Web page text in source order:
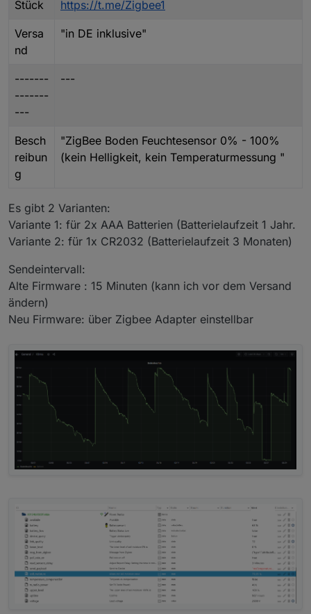
Stück
https://t.me/Zigbee1
Versa
nd
"in DE inklusive"
-------
-------
---
---
Besch
reibun
g
"ZigBee Boden Feuchtesensor 0% - 100%
(kein Helligkeit, kein Temperaturmessung "
Es gibt 2 Varianten:
Variante 1: für 2x AAA Batterien (Batterielaufzeit 1 Jahr.
Variante 2: für 1x CR2032 (Batterielaufzeit 3 Monaten)
Sendeintervall:
Alte Firmware : 15 Minuten (kann ich vor dem Versand
ändern)
Neu Firmware: über Zigbee Adapter einstellbar